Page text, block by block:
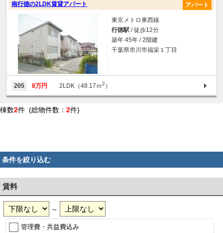
南行徳の2LDK賃貸アパート アパート
東京メトロ東西線
行徳駅 / 徒歩12分
築年 45年 / 2階建
千葉県市川市福栄１丁目
205 8万円 2LDK（48.17ｍ2 ）
棟数2件 (総物件数： 2件)
条件を絞り込む
賃料
～
管理費・共益費込み